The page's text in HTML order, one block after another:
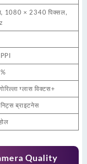
1080 × 2340 पिक्सल,
ग्लास विक्टस+
ब्राइटनेस
Quality